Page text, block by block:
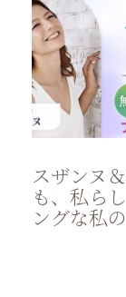
スザンヌ
も、私ら
ングな私